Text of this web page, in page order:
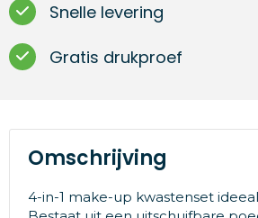
Snelle levering
Gratis drukproef
Omschrijving
4-in-1 make-up kwastenset